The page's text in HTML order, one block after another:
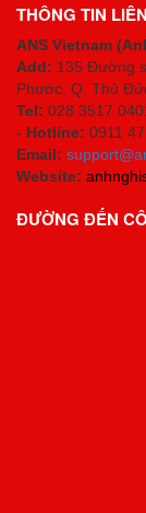
THÔNG TIN
ANS Vietnam
Add: 135 Đường
Phước, Q. Thủ
Tel: 028 3517
- Hotline: 0911
Email:
Website:
ĐƯỜNG ĐẾN